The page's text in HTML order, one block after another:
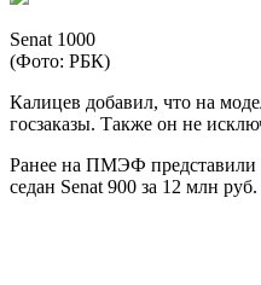
Senat 1000
(Фото: РБК)
Калицев добавил, что на
госзаказы. Также он не
Ранее на ПМЭФ
седан Senat 900 за 12 млн руб.